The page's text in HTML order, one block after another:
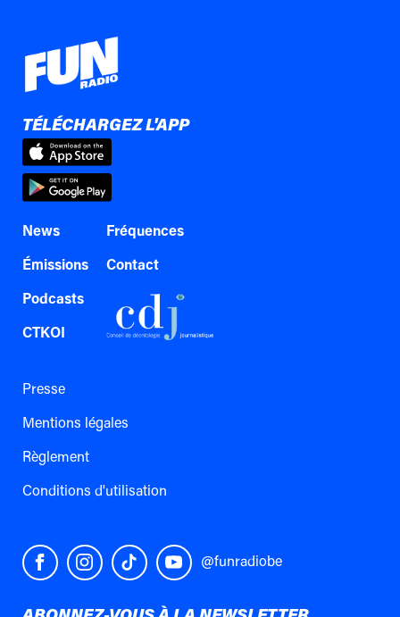
TÉLÉCHARGEZ L'APP
News
Émissions
Podcasts
CTKOI
Fréquences
Contact
Presse
Mentions légales
Règlement
Conditions d'utilisation
@funradiobe